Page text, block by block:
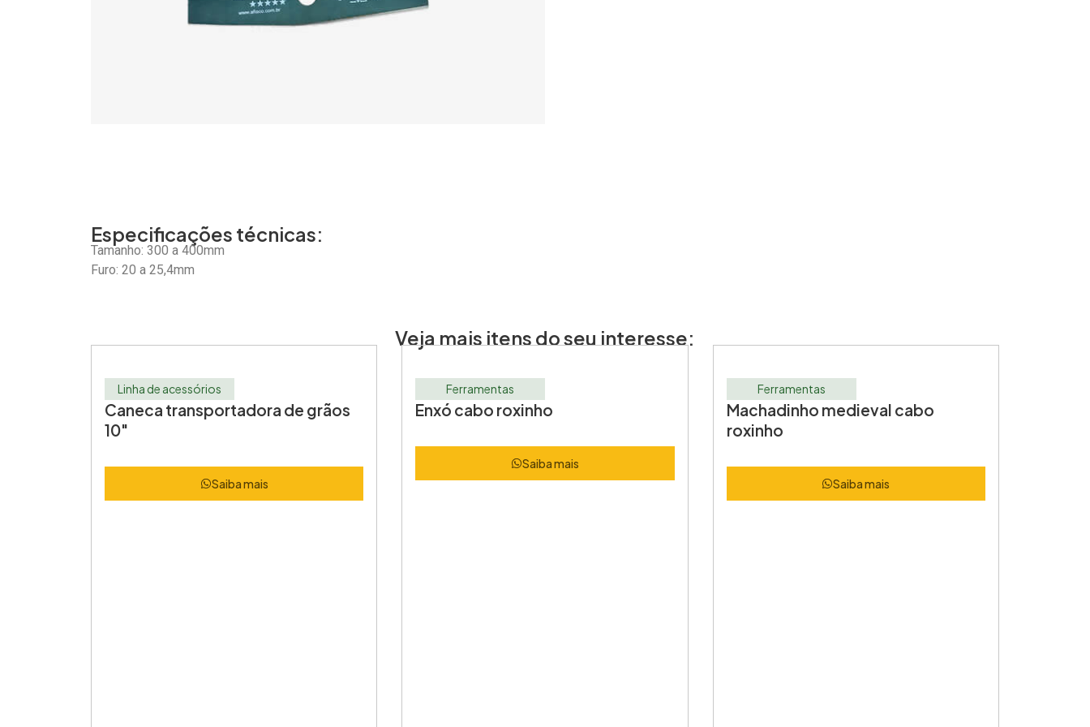
Especificações técnicas:
Tamanho: 300 a 400mm
Furo: 20 a 25,4mm
Veja mais itens do seu interesse:
Linha de acessórios
Caneca transportadora de grãos
10″
Saiba mais
Ferramentas
Enxó cabo roxinho
Saiba mais
Ferramentas
Machadinho medieval cabo
roxinho
Saiba mais